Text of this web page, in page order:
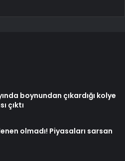
boynundan çıkardığı kolye
çıktı
olmadı! Piyasaları sarsan